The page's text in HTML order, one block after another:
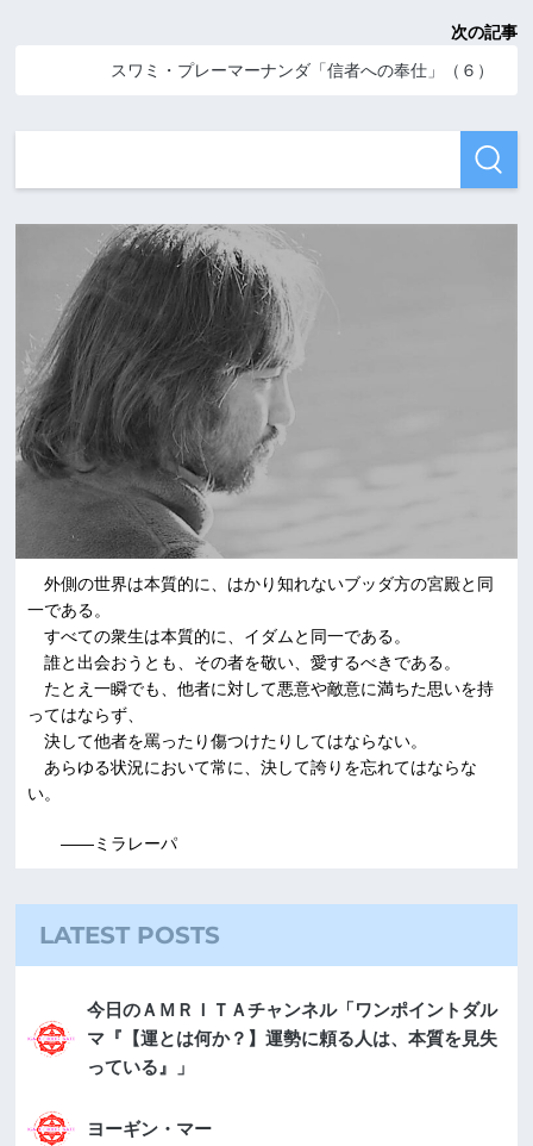
次の記事
スワミ・プレーマーナンダ「信者への奉仕」（６）
外側の世界は本質的に、はかり知れないブッダ方の宮殿と同
一である。
すべての衆生は本質的に、イダムと同一である。
誰と出会おうとも、その者を敬い、愛するべきである。
たとえ一瞬でも、他者に対して悪意や敵意に満ちた思いを持
ってはならず、
決して他者を罵ったり傷つけたりしてはならない。
あらゆる状況において常に、決して誇りを忘れてはならな
い。
――ミラレーパ
LATEST POSTS
今日のＡＭＲＩＴＡチャンネル「ワンポイントダル
マ『【運とは何か？】運勢に頼る人は、本質を見失
っている』」
ヨーギン・マー